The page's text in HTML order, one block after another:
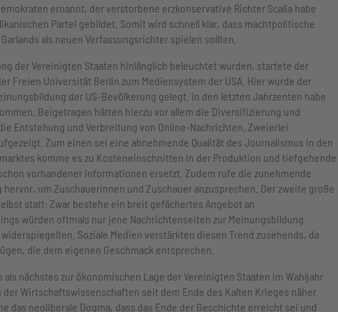
ernannt, der verstorbene erzkonservative Richter Scalia habe
Partei gebildet. Somit wird schnell klar, dass machtpolitische
als neuen Verfassungsrichter spielen sollten.
der Vereinigten Staaten hinlänglich beleuchtet wurden, startete der
Freien Universität Berlin zum Mediensystem der USA. Hier wurde der
der US-Bevölkerung gelegt. In den letzten Jahrzenten habe
Beigetragen hätten hierzu vor allem die Diversifizierung und
Entstehung und Verbreitung von Online-Nachrichten. Zweierlei
Zum einen sei eine abnehmende Qualität des Journalismus in den
komme es zu Kosteneinschnitten in der Produktion und tiefgehende
vorhandener Informationen ersetzt. Zudem rufe die zunehmende
um Zuschauerinnen und Zuschauer anzusprechen. Der zweite große
statt: Zwar bestehe ein breit gefächertes Angebot an
würden oftmals nur jene Nachrichtenseiten zur Meinungsbildung
Soziale Medien verstärkten diesen Trend zusehends, da
die dem eigenen Geschmack entsprechen.
nächstes zur ökonomischen Lage der Vereinigten Staaten im Wahljahr
Wirtschaftswissenschaften seit dem Ende des Kalten Krieges näher
das neoliberale Dogma, dass das Ende der Geschichte erreicht sei und